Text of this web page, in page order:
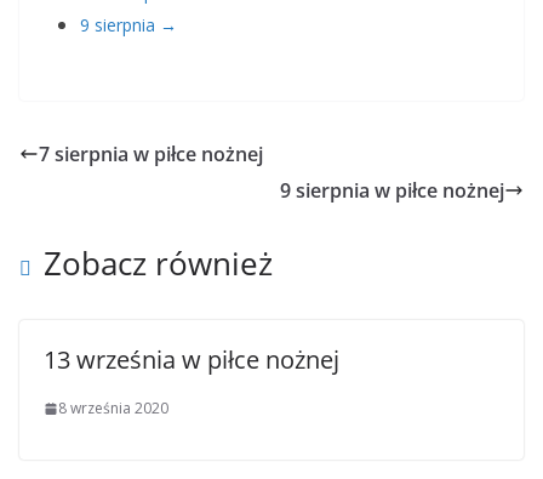
9 sierpnia →
7 sierpnia w piłce nożnej
9 sierpnia w piłce nożnej
Zobacz również
13 września w piłce nożnej
8 września 2020